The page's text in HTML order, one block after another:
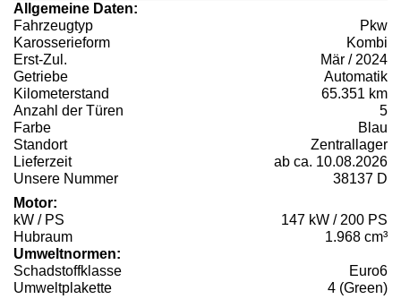
Allgemeine Daten:
Fahrzeugtyp
Pkw
Karosserieform
Kombi
Erst-Zul.
Mär / 2024
Getriebe
Automatik
Kilometerstand
65.351 km
Anzahl der Türen
5
Farbe
Blau
Standort
Zentrallager
Lieferzeit
ab ca. 10.08.2026
Unsere Nummer
38137 D
Motor:
kW / PS
147 kW / 200 PS
Hubraum
1.968 cm³
Umweltnormen:
Schadstoffklasse
Euro6
Umweltplakette
4 (Green)